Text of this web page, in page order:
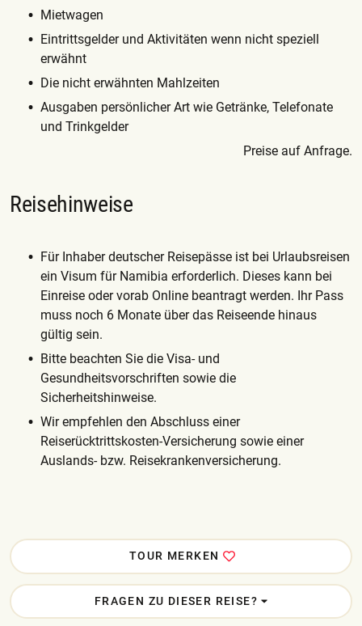
Mietwagen
Eintrittsgelder und Aktivitäten wenn nicht speziell
erwähnt
Die nicht erwähnten Mahlzeiten
Ausgaben persönlicher Art wie Getränke, Telefonate
und Trinkgelder
Preise auf Anfrage.
Reisehinweise
Für Inhaber deutscher Reisepässe ist bei Urlaubsreisen
ein Visum für Namibia erforderlich. Dieses kann bei
Einreise oder vorab Online beantragt werden. Ihr Pass
muss noch 6 Monate über das Reiseende hinaus
gültig sein.
Bitte beachten Sie die Visa- und
Gesundheitsvorschriften sowie die
Sicherheitshinweise.
Wir empfehlen den Abschluss einer
Reiserücktrittskosten-Versicherung sowie einer
Auslands- bzw. Reisekrankenversicherung.
TOUR MERKEN
FRAGEN ZU DIESER REISE?